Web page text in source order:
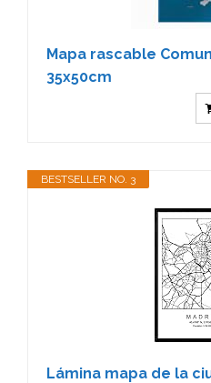
Mapa rascable
35x50cm
BESTSELLER NO. 3
Lámina mapa de la